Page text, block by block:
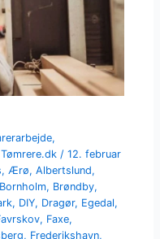
,
Tømrere.dk/12. februar
,Ærø,Albertslund,
Bornholm, Brøndby,
, DIY, Dragør, Egedal,
, Faxe,
, Frederikshavn,